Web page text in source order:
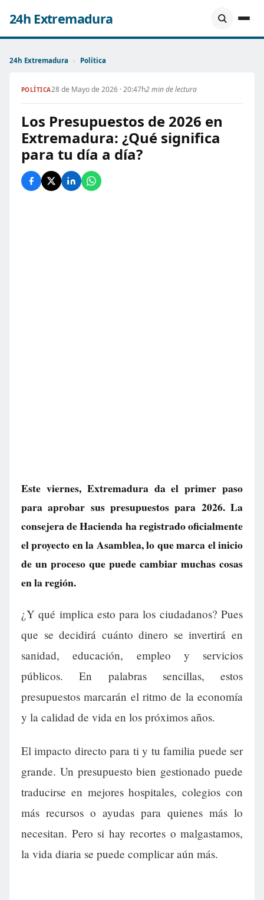
24h Extremadura
24h Extremadura › Política
POLÍTICA28 de Mayo de 2026 · 20:47h2 min de lectura
Los Presupuestos de 2026 en
Extremadura: ¿Qué significa
para tu día a día?
Este viernes, Extremadura da el primer paso
para aprobar sus presupuestos para 2026. La
consejera de Hacienda ha registrado oficialmente
el proyecto en la Asamblea, lo que marca el inicio
de un proceso que puede cambiar muchas cosas
en la región.
¿Y qué implica esto para los ciudadanos? Pues
que se decidirá cuánto dinero se invertirá en
sanidad, educación, empleo y servicios
públicos. En palabras sencillas, estos
presupuestos marcarán el ritmo de la economía
y la calidad de vida en los próximos años.
El impacto directo para ti y tu familia puede ser
grande. Un presupuesto bien gestionado puede
traducirse en mejores hospitales, colegios con
más recursos o ayudas para quienes más lo
necesitan. Pero si hay recortes o malgastamos,
la vida diaria se puede complicar aún más.